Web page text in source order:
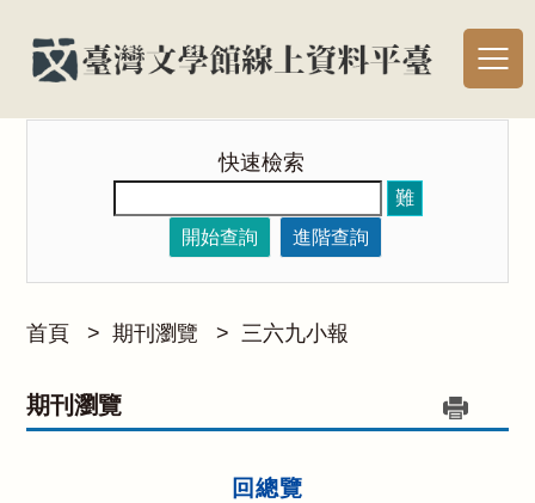
快速檢索
難
開始查詢
進階查詢
首頁 > 期刊瀏覽 > 三六九小報
期刊瀏覽
回總覽